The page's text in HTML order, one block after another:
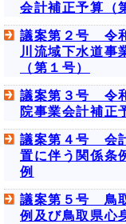
会計補正予算（
議案第２号 令
川流域下水道事
（第１号）
議案第３号 令
院事業会計補正
議案第４号 会
置に伴う関係条
例
議案第５号 鳥
例及び鳥取県心